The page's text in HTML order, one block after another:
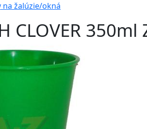
na žalúzie/okná
CLOVER 350ml